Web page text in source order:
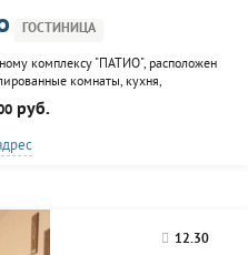
ГОСТИНИЦА
комплексу "ПАТИО", расположен
комнаты, кухня,
техника и удобства.
с мангалом, банный домик,
с домашними
руб.
12.30